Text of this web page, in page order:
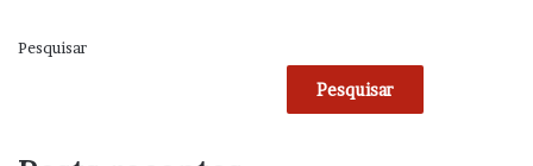
Pesquisar
Pesquisar